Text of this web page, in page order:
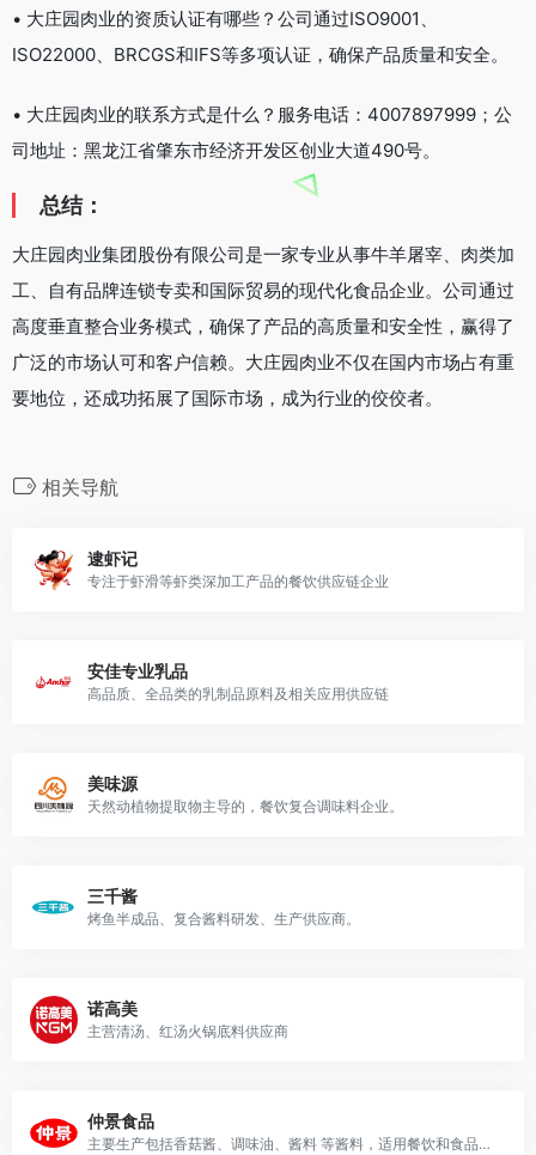
• 大庄园肉业的资质认证有哪些？公司通过ISO9001、
ISO22000、BRCGS和IFS等多项认证，确保产品质量和安全。
• 大庄园肉业的联系方式是什么？服务电话：4007897999；公
司地址：黑龙江省肇东市经济开发区创业大道490号。
总结：
大庄园肉业集团股份有限公司是一家专业从事牛羊屠宰、肉类加
工、自有品牌连锁专卖和国际贸易的现代化食品企业。公司通过
高度垂直整合业务模式，确保了产品的高质量和安全性，赢得了
广泛的市场认可和客户信赖。大庄园肉业不仅在国内市场占有重
要地位，还成功拓展了国际市场，成为行业的佼佼者。
相关导航
逮虾记
专注于虾滑等虾类深加工产品的餐饮供应链企业
安佳专业乳品
高品质、全品类的乳制品原料及相关应用供应链
美味源
天然动植物提取物主导的，餐饮复合调味料企业。
三千酱
烤鱼半成品、复合酱料研发、生产供应商。
诺高美
主营清汤、红汤火锅底料供应商
仲景食品
主要生产包括香菇酱、调味油、酱料 等酱料，适用餐饮和食品加工行业。